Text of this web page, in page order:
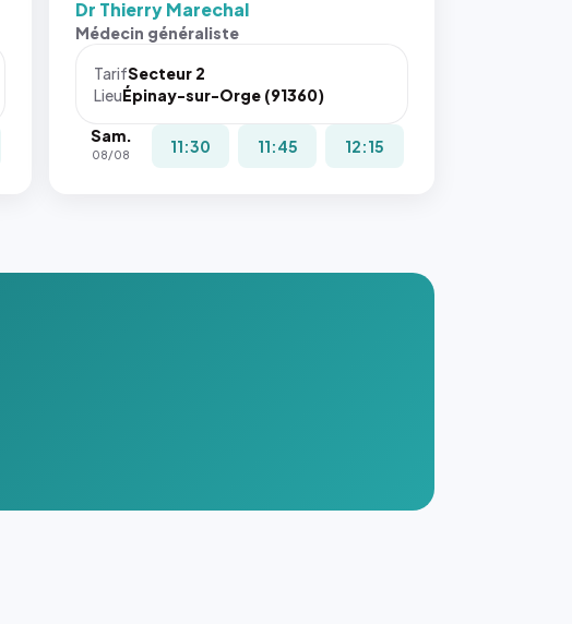
Sans ces
navigateur
pas la
place, et
Dr Thierry Marechal
Médecin généraliste
TarifSecteur 2
LieuÉpinay-sur-Orge (91360)
Sam.
08/08 11:30 11:45 12:15